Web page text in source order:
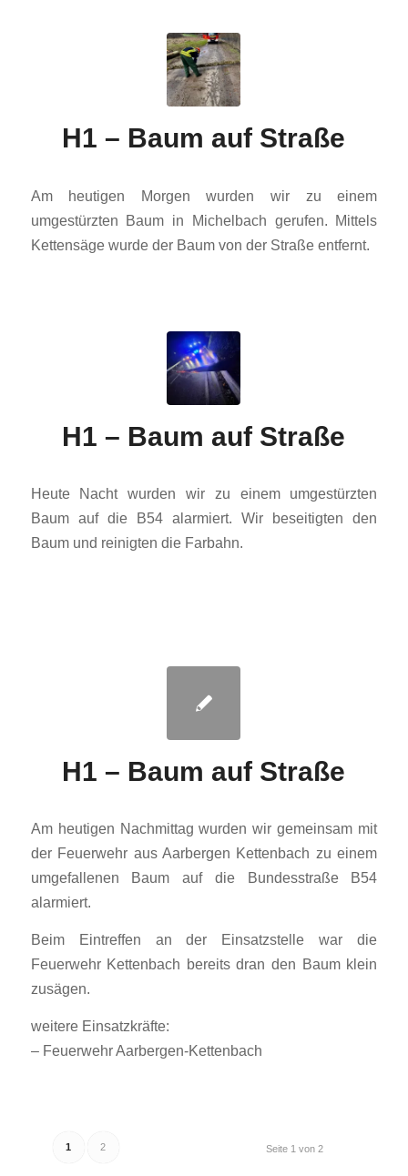
H1 – Baum auf Straße
Am heutigen Morgen wurden wir zu einem
umgestürzten Baum in Michelbach gerufen. Mittels
Kettensäge wurde der Baum von der Straße entfernt.
H1 – Baum auf Straße
Heute Nacht wurden wir zu einem umgestürzten
Baum auf die B54 alarmiert. Wir beseitigten den
Baum und reinigten die Farbahn.
H1 – Baum auf Straße
Am heutigen Nachmittag wurden wir gemeinsam mit
der Feuerwehr aus Aarbergen Kettenbach zu einem
umgefallenen Baum auf die Bundesstraße B54
alarmiert.
Beim Eintreffen an der Einsatzstelle war die
Feuerwehr Kettenbach bereits dran den Baum klein
zusägen.
weitere Einsatzkräfte:
– Feuerwehr Aarbergen-Kettenbach
Seite 1 von 2
1 2